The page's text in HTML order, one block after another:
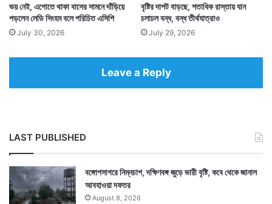
ভয় নেই, এগোতে থাকা বাসের সামনে দাঁড়িয়ে
পড়লেন লেডি সিংহম বলে পরিচিত এসিপি
July 30, 2026
বৃষ্টির দাপট বাড়ছে, শতাধিক রাস্তায় যান
চলাচল বন্ধ, বন্ধ তীর্থযাত্রাও
July 29, 2026
Leave a Reply
LAST PUBLISHED
বঙ্গোপসাগরে নিম্নচাপ, দক্ষিণবঙ্গ জুড়ে ভারী বৃষ্টি, কবে থেকে জানাল
আবহাওয়া দফতর
August 8, 2026